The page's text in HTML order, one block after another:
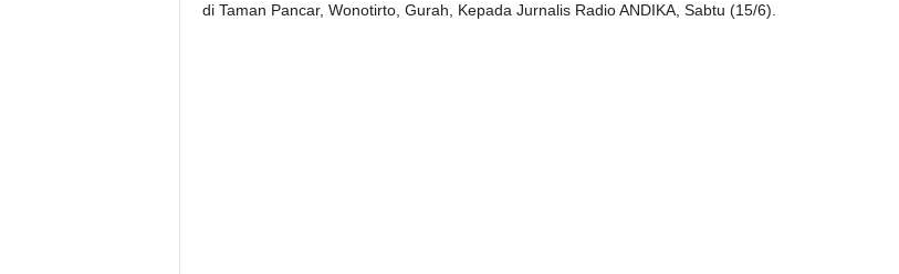
di Taman Pancar, Wonotirto, Gurah, Kepada Jurnalis Radio ANDIKA, Sabtu (15/6).